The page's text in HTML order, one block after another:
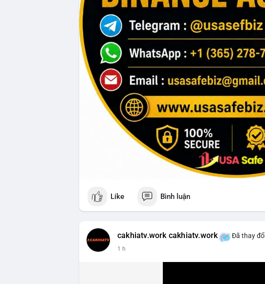
Like Bình luận
cakhiatv.work cakhiatv.work Đã thay
1 h